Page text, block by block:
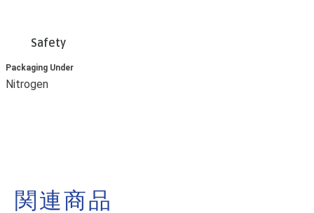
Safety
Packaging Under
Nitrogen
関連商品